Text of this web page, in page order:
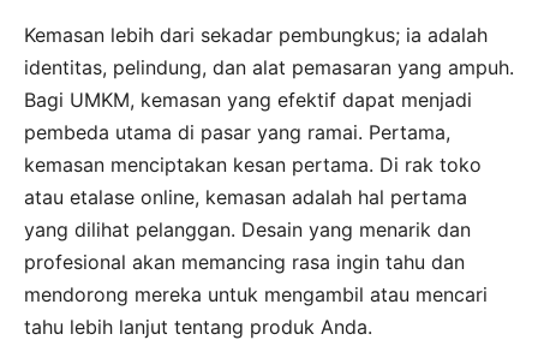
Kemasan lebih dari sekadar pembungkus; ia adalah
identitas, pelindung, dan alat pemasaran yang ampuh.
Bagi UMKM, kemasan yang efektif dapat menjadi
pembeda utama di pasar yang ramai. Pertama,
kemasan menciptakan kesan pertama. Di rak toko
atau etalase online, kemasan adalah hal pertama
yang dilihat pelanggan. Desain yang menarik dan
profesional akan memancing rasa ingin tahu dan
mendorong mereka untuk mengambil atau mencari
tahu lebih lanjut tentang produk Anda.